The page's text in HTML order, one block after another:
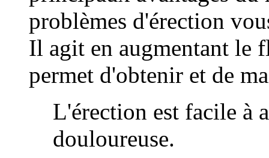
problèmes d'érection
Il agit en augmentant le
permet d'obtenir et de
L'érection est facile à
douloureuse.